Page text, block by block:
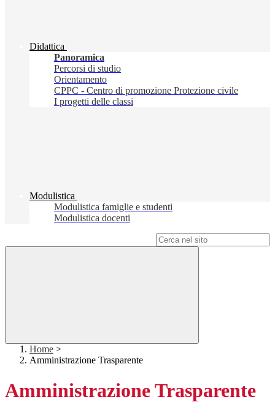
Didattica
Panoramica
Percorsi di studio
Orientamento
CPPC - Centro di promozione Protezione civile
I progetti delle classi
Modulistica
Modulistica famiglie e studenti
Modulistica docenti
Home >
Amministrazione Trasparente
Amministrazione Trasparente